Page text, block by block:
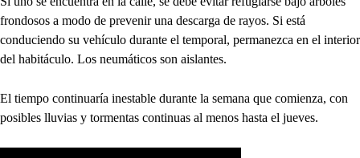
frondosos a modo de prevenir una descarga de rayos. Si está
conduciendo su vehículo durante el temporal, permanezca en el interior
del habitáculo. Los neumáticos son aislantes.
El tiempo continuaría inestable durante la semana que comienza, con
posibles lluvias y tormentas continuas al menos hasta el jueves.